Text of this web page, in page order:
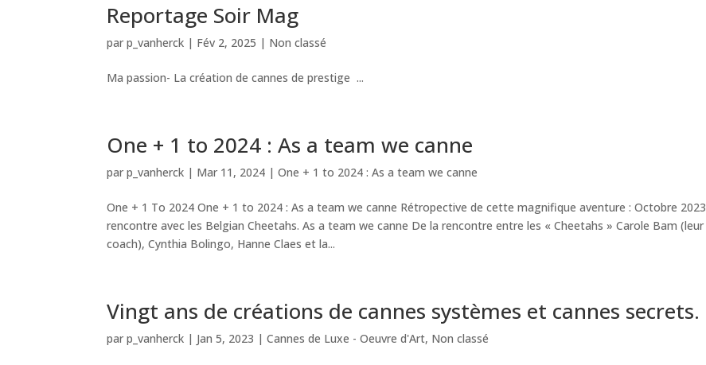
Reportage Soir Mag
parp_vanherck | Fév 2, 2025 | Non classé
Ma passion- La création de cannes de prestige ...
One + 1 to 2024 : As a team we canne
parp_vanherck | Mar 11, 2024 |One + 1 to 2024 : As a team we canne
One + 1 To 2024 One + 1 to 2024 : As a team we canne Rétropective de cette magnifique aventure : Octobre 2023
rencontre avec les Belgian Cheetahs. As a team we canne De la rencontre entre les « Cheetahs » Carole Bam (leur
coach), Cynthia Bolingo, Hanne Claes et la...
Vingt ans de créations de cannes systèmes et cannes secrets.
parp_vanherck | Jan 5, 2023 |Cannes de Luxe - Oeuvre d'Art, Non classé